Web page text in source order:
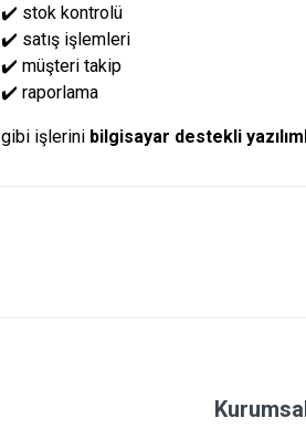
✔️ stok kontrolü
✔️ satış işlemleri
✔️ müşteri takip
✔️ raporlama
gibi işlerini bilgisayar destekli